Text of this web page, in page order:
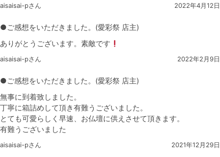
aisaisai-pさん 2022年4月12日
●ご感想をいただきました。(愛彩祭 店主)
ありがとうございます。素敵です
aisaisai-pさん 2022年2月9日
●ご感想をいただきました。(愛彩祭 店主)
無事に到着致しました。
丁寧に箱詰めして頂き有難うございました。
とても可愛らしく早速、お仏壇に供えさせて頂きます。
有難うございました
aisaisai-pさん 2021年12月29日